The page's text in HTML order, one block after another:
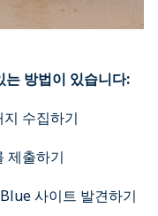
는 방법이 있습니다:
수집하기
제출하기
사이트 발견하기